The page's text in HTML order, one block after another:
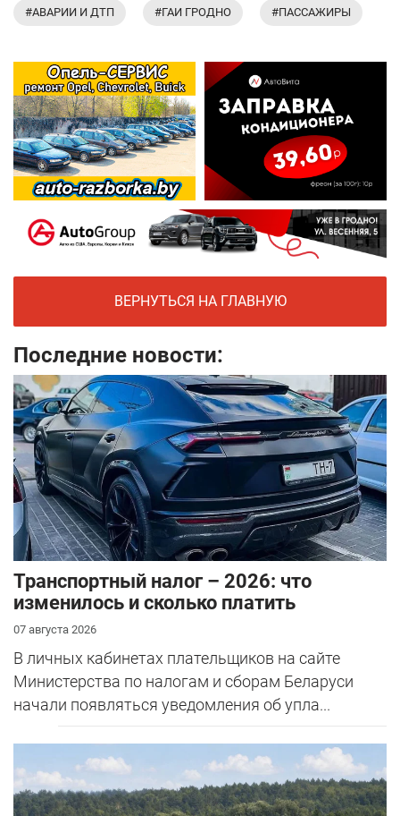
#АВАРИИ И ДТП #ГАИ ГРОДНО #ПАССАЖИРЫ
ВЕРНУТЬСЯ НА ГЛАВНУЮ
Последние новости:
Транспортный налог – 2026: что
изменилось и сколько платить
07 августа 2026
В личных кабинетах плательщиков на сайте
Министерства по налогам и сборам Беларуси
начали появляться уведомления об упла...